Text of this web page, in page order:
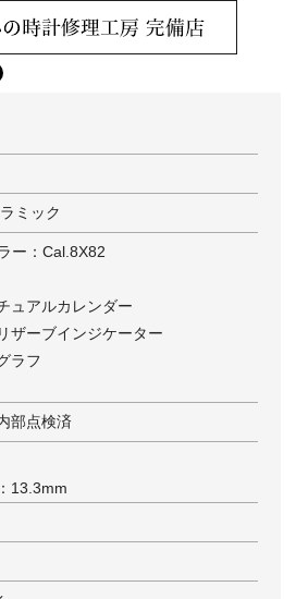
ミック
ー：Cal.8X82
ュアルカレンダー
ザーブインジケーター
ラフ
部点検済
13.3mm